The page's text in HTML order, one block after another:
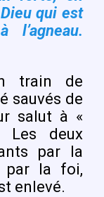
qui est
train de
sauvés de
salut à «
Les deux
par la
par la foi,
enlevé.